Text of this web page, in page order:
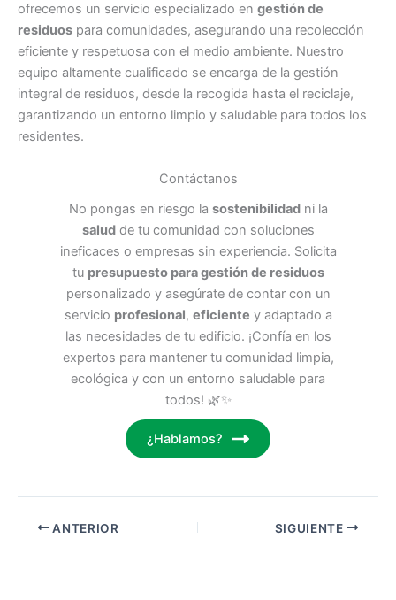
ofrecemos un servicio especializado en gestión de
residuos para comunidades, asegurando una recolección
eficiente y respetuosa con el medio ambiente. Nuestro
equipo altamente cualificado se encarga de la gestión
integral de residuos, desde la recogida hasta el reciclaje,
garantizando un entorno limpio y saludable para todos los
residentes.
Contáctanos
No pongas en riesgo la sostenibilidadni la
saludde tu comunidad con soluciones
ineficaces o empresas sin experiencia. Solicita
tu presupuesto para gestión de residuos
personalizado y asegúrate de contar con un
servicio profesional, eficiente y adaptado a
las necesidades de tu edificio. ¡Confía en los
expertos para mantener tu comunidad limpia,
ecológica y con un entorno saludable para
todos! 🌿✨
¿Hablamos?
ANTERIOR SIGUIENTE